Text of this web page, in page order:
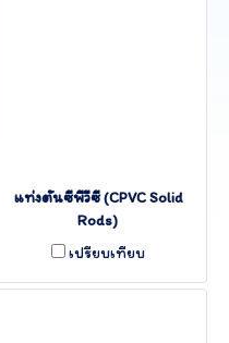
แท่งตันซีพีวีซี (CPVC Solid
Rods)
เปรียบเทียบ